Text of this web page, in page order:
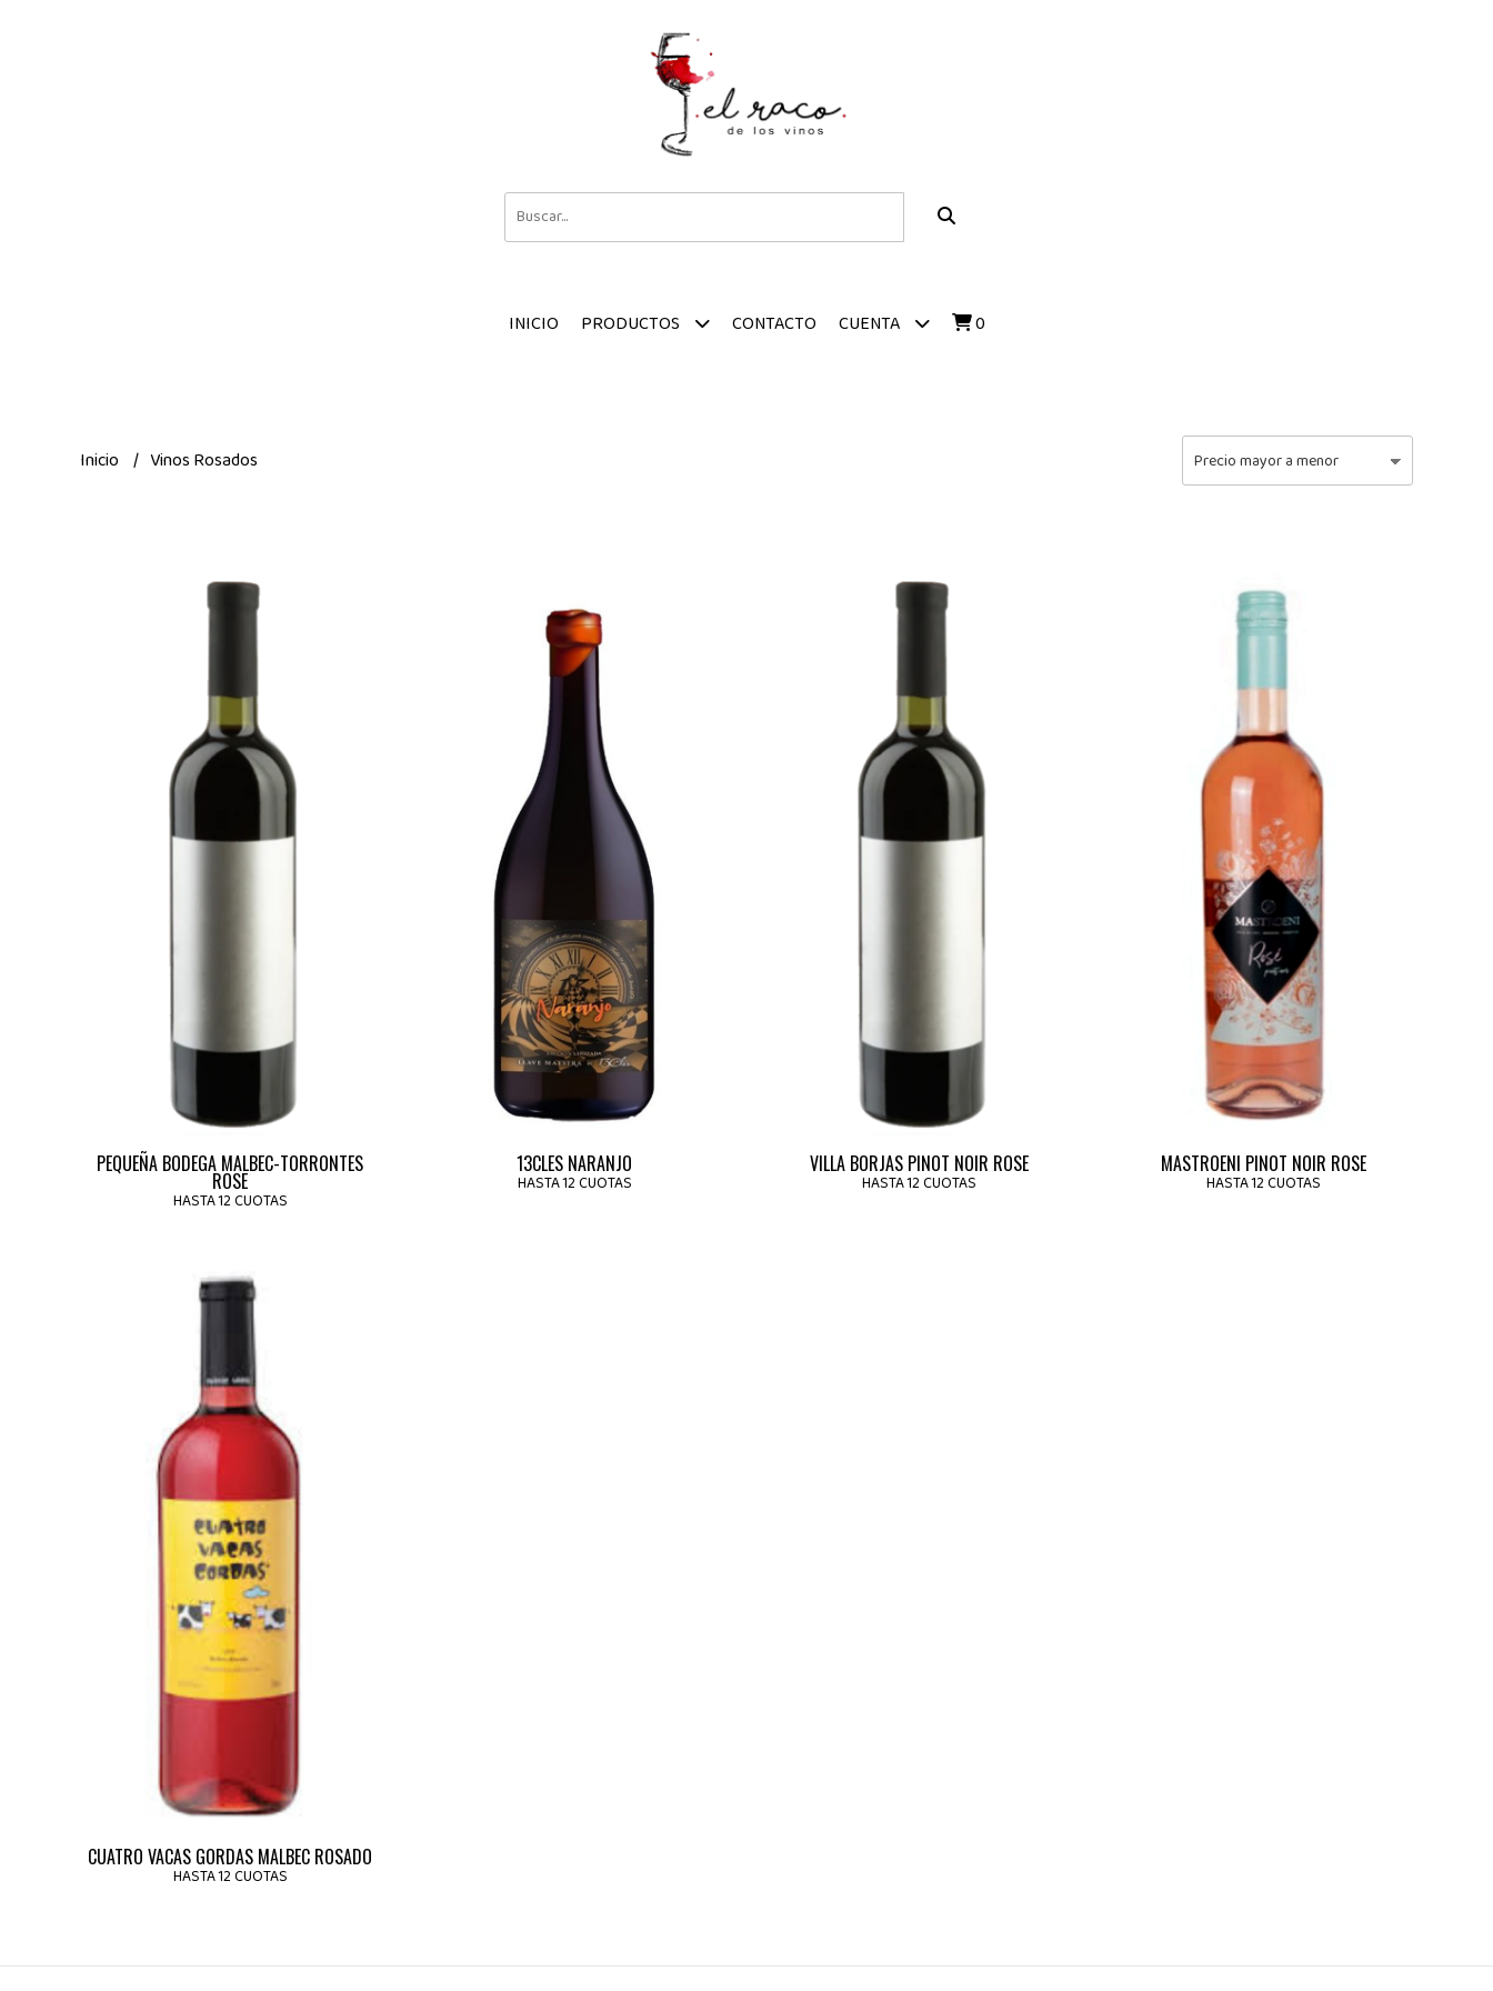
INICIO PRODUCTOS CONTACTO CUENTA 0
Inicio Vinos Rosados
PEQUEÑA BODEGA MALBEC-TORRONTES
ROSE
HASTA 12 CUOTAS
13CLES NARANJO
HASTA 12 CUOTAS
VILLA BORJAS PINOT NOIR ROSE
HASTA 12 CUOTAS
MASTROENI PINOT NOIR ROSE
HASTA 12 CUOTAS
CUATRO VACAS GORDAS MALBEC ROSADO
HASTA 12 CUOTAS